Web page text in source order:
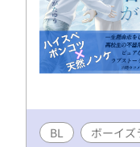
BL ボーイズ